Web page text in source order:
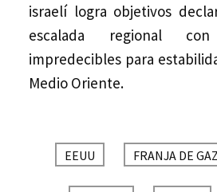
israelí logra objetivos
escalada regional con
impredecibles para
Medio Oriente.
EEUU FRANJA DE